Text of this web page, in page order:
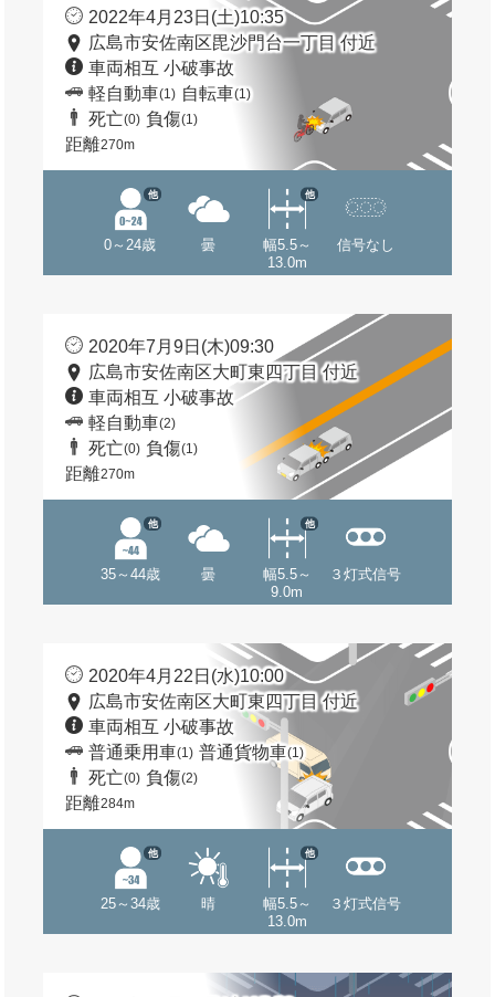
2022年4月23日(土)10:35
広島市安佐南区毘沙門台一丁目 付近
車両相互 小破事故
軽自動車(1) 自転車(1)
死亡(0) 負傷(1)
距離270m
0～24歳
他
曇
幅5.5～
13.0m
他
信号なし
2020年7月9日(木)09:30
広島市安佐南区大町東四丁目 付近
車両相互 小破事故
軽自動車(2)
死亡(0) 負傷(1)
距離270m
35～44歳
他
曇
幅5.5～
9.0m
他
３灯式信号
2020年4月22日(水)10:00
広島市安佐南区大町東四丁目 付近
車両相互 小破事故
普通乗用車(1) 普通貨物車(1)
死亡(0) 負傷(2)
距離284m
25～34歳
他
晴
幅5.5～
13.0m
他
３灯式信号